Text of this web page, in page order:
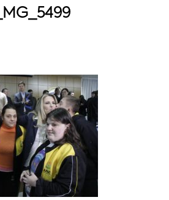
_MG_5499